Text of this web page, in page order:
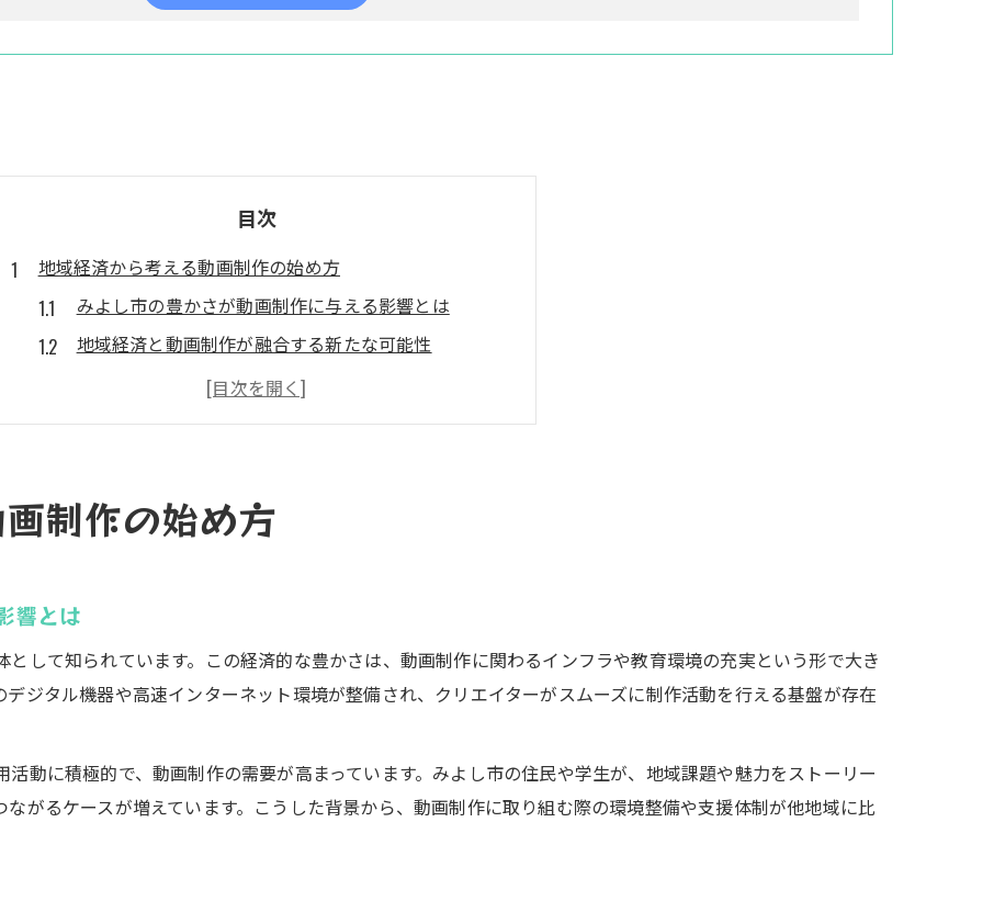
目次
地域経済から考える動画制作の始め方
みよし市の豊かさが動画制作に与える影響とは
地域経済と動画制作が融合する新たな可能性
動画制作を通じた地元産業との連携事例を解説
動画制作がみよし市の産業活性化に果たす役割
動画制作とストーリーが拓く新しい仕事の道
動画制作のストーリー設計が仕事拡大の鍵となる理由
地域密着型動画制作で新しい働き方を実現する方法
ストーリー性を活かした動画制作の案件獲得の秘訣
動画制作がもたらす地元での新規事業創出の可能性
みよし市で動画制作が収益につながる仕組みを解説
動画制作の実例から知る現実的な収益パターン
制作の始め方
響とは
して知られています。この経済的な豊かさは、動画制作に関わるインフラや教育環境の充実という形で大き
ジタル機器や高速インターネット環境が整備され、クリエイターがスムーズに制作活動を行える基盤が存在
動に積極的で、動画制作の需要が高まっています。みよし市の住民や学生が、地域課題や魅力をストーリー
がるケースが増えています。こうした背景から、動画制作に取り組む際の環境整備や支援体制が他地域に比